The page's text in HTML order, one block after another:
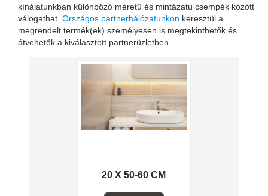
kínálatunkban különböző méretű és mintázatú csempék között
válogathat. Országos partnerhálózatunkon keresztül a
megrendelt termék(ek) személyesen is megtekinthetők és
átvehetők a kiválasztott partnerüzletben.
20 X 50-60 CM